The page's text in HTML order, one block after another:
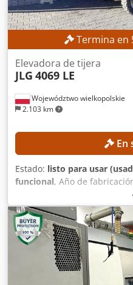
Termina en
Województwo wielkopolskie
2.103 km
Elevadora de tijera
JLG 4069 LE
En
Estado: listo para usar
funcional, Año de
,
0200245029, altura de
TÉCNICOS Cedpfx
Tracción: 4 × 4 DETALLES
carga de la plataforma:
máx. 2 Carga útil permitida:
máx. 400 N Velocidad del